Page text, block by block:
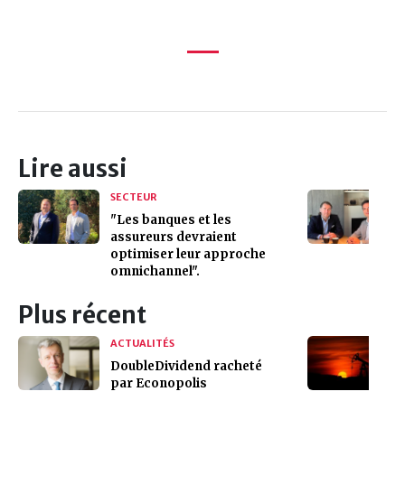
Lire aussi
SECTEUR
"Les banques et les
assureurs devraient
optimiser leur approche
omnichannel".
Plus récent
ACTUALITÉS
DoubleDividend racheté
par Econopolis